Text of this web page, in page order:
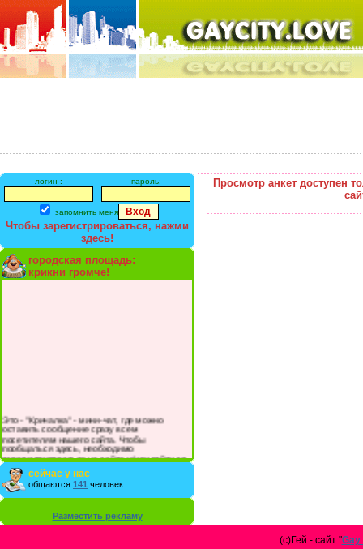
логин : пароль:
запомнить меня
Чтобы зарегистрироваться, нажми
здесь!
городская площадь:
крикни громче!
Это - "Кричалка" - мини-чат, где можно
оставить сообщение сразу всем
посетителям нашего сайта. Чтобы
пообщаться здесь, необходимо
зарегистрироваться на сайте и/или войти со
своими логином и паролем.
сейчас у нас
общаются 141 человек
Разместить рекламу
Просмотр анкет доступен
(с)Гей - сайт "Gay